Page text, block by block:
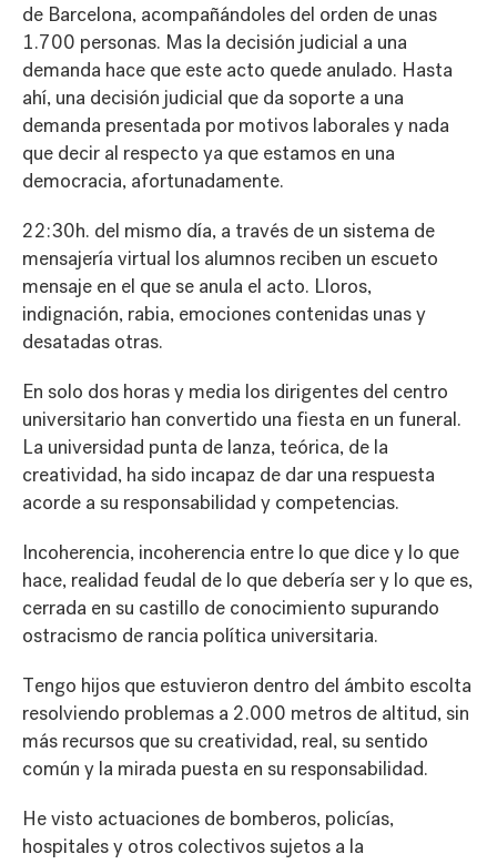
de Barcelona, acompañándoles del orden de unas
1.700 personas. Mas la decisión judicial a una
demanda hace que este acto quede anulado. Hasta
ahí, una decisión judicial que da soporte a una
demanda presentada por motivos laborales y nada
que decir al respecto ya que estamos en una
democracia, afortunadamente.
22:30h. del mismo día, a través de un sistema de
mensajería virtual los alumnos reciben un escueto
mensaje en el que se anula el acto. Lloros,
indignación, rabia, emociones contenidas unas y
desatadas otras.
En solo dos horas y media los dirigentes del centro
universitario han convertido una fiesta en un funeral.
La universidad punta de lanza, teórica, de la
creatividad, ha sido incapaz de dar una respuesta
acorde a su responsabilidad y competencias.
Incoherencia, incoherencia entre lo que dice y lo que
hace, realidad feudal de lo que debería ser y lo que es,
cerrada en su castillo de conocimiento supurando
ostracismo de rancia política universitaria.
Tengo hijos que estuvieron dentro del ámbito escolta
resolviendo problemas a 2.000 metros de altitud, sin
más recursos que su creatividad, real, su sentido
común y la mirada puesta en su responsabilidad.
He visto actuaciones de bomberos, policías,
hospitales y otros colectivos sujetos a la